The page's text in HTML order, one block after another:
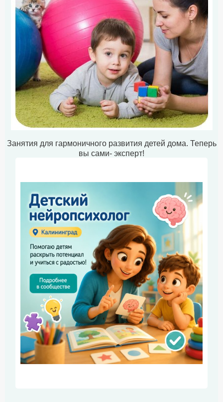
Занятия для гармоничного развития детей дома. Теперь
вы сами- эксперт!